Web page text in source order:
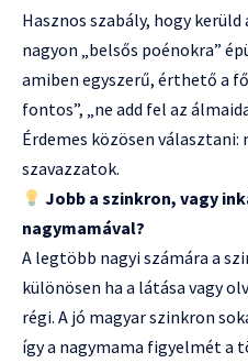
Hasznos szabály, hogy
nagyon „belsős poénokra”
amiben egyszerű, érthető a
fontos”, „ne add fel az
Érdemes közösen
szavazzatok.
Jobb a szinkron, vagy
nagymamával?
A legtöbb nagyi számára a
különösen ha a látása vagy
régi. A jó magyar szinkron
így a nagymama figyelmét a